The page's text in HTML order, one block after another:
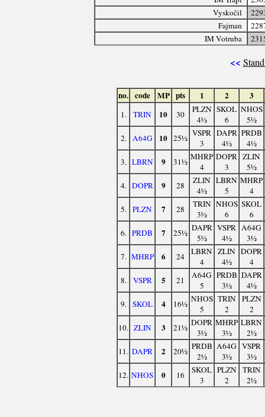
Vyskočil
Fajman
IM Votruba
<<
no. code MP pts 1 2 3
1. TRIN 10 30
PLZN
4½
SKOL
6
NHOS
5½
2. A64G 10 25½ VSPR
3
DAPR
4½
PRDB
4½
3. LBRN 9 31½ MHRP
4
DOPR
3
ZLIN
5½
4. DOPR 9 28
ZLIN
4½
LBRN
5
MHRP
4
5. PLZN 7 28
TRIN
3½
NHOS
6
SKOL
6
6. PRDB 7 25½ DAPR
5½
VSPR
4½
A64G
3½
7. MHRP 6 24
LBRN
4
ZLIN
4½
DOPR
4
8.
VSPR 5 21
A64G
5
PRDB
3½
DAPR
4½
9. SKOL 4 16½ NHOS
5
TRIN
2
PLZN
2
10. ZLIN 3 21½ DOPR
3½
MHRP
3½
LBRN
2½
11. DAPR 2 20½ PRDB
2½
A64G
3½
VSPR
3½
12. NHOS 0 16
SKOL
3
PLZN
2
TRIN
2½